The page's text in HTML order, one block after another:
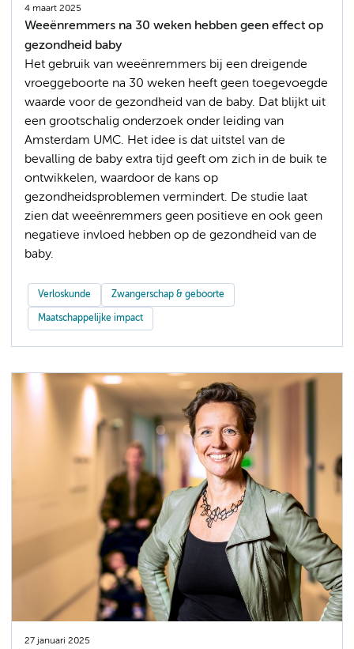
4 maart 2025
Weeënremmers na 30 weken hebben geen effect op
gezondheid baby
Het gebruik van weeënremmers bij een dreigende
vroeggeboorte na 30 weken heeft geen toegevoegde
waarde voor de gezondheid van de baby. Dat blijkt uit
een grootschalig onderzoek onder leiding van
Amsterdam UMC. Het idee is dat uitstel van de
bevalling de baby extra tijd geeft om zich in de buik te
ontwikkelen, waardoor de kans op
gezondheidsproblemen vermindert. De studie laat
zien dat weeënremmers geen positieve en ook geen
negatieve invloed hebben op de gezondheid van de
baby.
Verloskunde Zwangerschap & geboorte
Maatschappelijke impact
27 januari 2025